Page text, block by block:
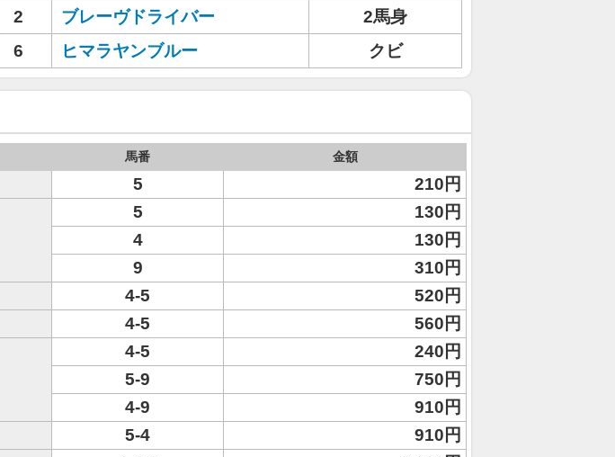
2 ブレーヴドライバー
2馬身
6 ヒマラヤンブルー クビ
馬番 金額
5 210円
5
130円
4
130円
9
310円
4-5
520円
4-5 560円
4-5
240円
5-9
750円
4-9
910円
5-4
910円